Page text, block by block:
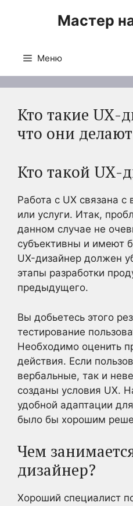
Мастер
Меню
Кто такие UX-
что они
Кто такой UX-
Работа с UX связана с
или услуги. Итак,
данном случае не
субъективны и имеют
UX-дизайнер должен
этапы разработки
предыдущего.
Вы добьетесь этого
тестирование
Необходимо оценить
действия. Если
вербальные, так и
созданы условия UX.
удобной адаптации
было бы хорошим
Чем
дизайнер?
Хороший специалист